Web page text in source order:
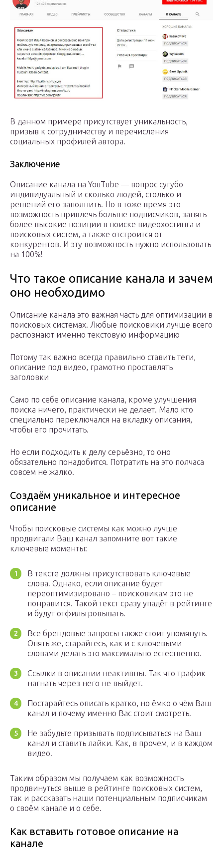
В данном примере присутствует уникальность,
призыв к сотрудничеству и перечисления
социальных профилей автора.
Заключение
Описание канала на YouTube — вопрос сугубо
индивидуальный и сколько людей, столько и
решений его заполнить. Но в тоже время это
возможность привлечь больше подписчиков, занять
более высокие позиции в поиске видеохостинга и
поисковых систем, а также отстроится от
конкурентов. И эту возможность нужно использовать
на 100%!
Что такое описание канала и зачем
оно необходимо
Описание канала это важная часть для оптимизации в
поисковых системах. Любые поисковики лучше всего
распознают именно текстовую информацию
Потому так важно всегда правильно ставить теги,
описание под видео, грамотно проставлять
заголовки
Само по себе описание канала, кроме улучшения
поиска ничего, практически не делает. Мало кто
специально переключался на вкладку описания,
чтобы его прочитать.
Но если подходить к делу серьёзно, то оно
обязательно понадобится. Потратить на это полчаса
совсем не жалко.
Создаём уникальное и интересное
описание
Чтобы поисковые системы как можно лучше
продвигали Ваш канал запомните вот такие
ключевые моменты:
В тексте должны присутствовать ключевые
слова. Однако, если описание будет
переоптимизировано – поисковикам это не
понравится. Такой текст сразу упадёт в рейтинге
и будут отфильтровывать.
Все брендовые запросы также стоит упомянуть.
Опять же, старайтесь, как и с ключевыми
словами делать это максимально естественно.
Ссылки в описании неактивны. Так что трафик
нагнать через него не выйдет.
Постарайтесь описать кратко, но ёмко о чём Ваш
канал и почему именно Вас стоит смотреть.
Не забудьте призывать подписываться на Ваш
канал и ставить лайки. Как, в прочем, и в каждом
видео.
Таким образом мы получаем как возможность
продвинуться выше в рейтинге поисковых систем,
так и рассказать наши потенциальным подписчикам
о своём канале и о себе.
Как вставить готовое описание на
канале